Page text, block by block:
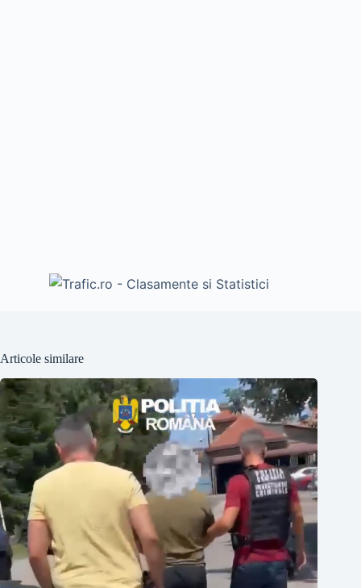
Articole similare